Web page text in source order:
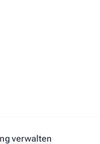
verwalten
Über uns